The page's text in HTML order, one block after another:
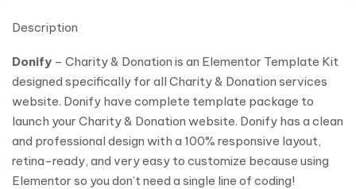
Description
Donify – Charity & Donation is an Elementor Template Kit
designed specifically for all Charity & Donation services
website. Donify have complete template package to
launch your Charity & Donation website. Donify has a clean
and professional design with a 100% responsive layout,
retina-ready, and very easy to customize because using
Elementor so you don’t need a single line of coding!